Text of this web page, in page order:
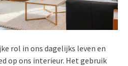
rol in ons dagelijks leven en
op ons interieur. Het gebruik